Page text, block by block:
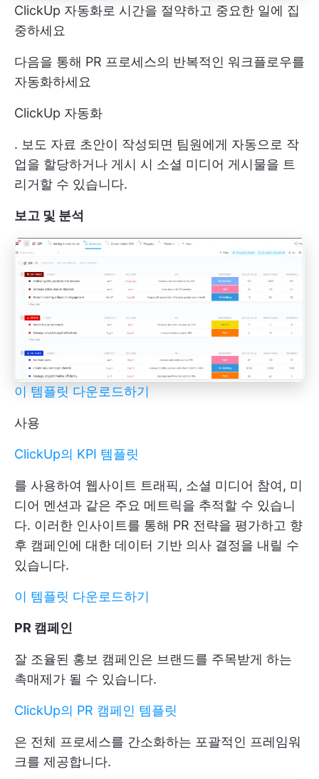
ClickUp 자동화로 시간을 절약하고 중요한 일에 집
중하세요
다음을 통해 PR 프로세스의 반복적인 워크플로우를
자동화하세요
ClickUp 자동화
. 보도 자료 초안이 작성되면 팀원에게 자동으로 작
업을 할당하거나 게시 시 소셜 미디어 게시물을 트
리거할 수 있습니다.
보고 및 분석
이 템플릿 다운로드하기
사용
ClickUp의 KPI 템플릿
를 사용하여 웹사이트 트래픽, 소셜 미디어 참여, 미
디어 멘션과 같은 주요 메트릭을 추적할 수 있습니
다. 이러한 인사이트를 통해 PR 전략을 평가하고 향
후 캠페인에 대한 데이터 기반 의사 결정을 내릴 수
있습니다.
이 템플릿 다운로드하기
PR 캠페인
잘 조율된 홍보 캠페인은 브랜드를 주목받게 하는
촉매제가 될 수 있습니다.
ClickUp의 PR 캠페인 템플릿
은 전체 프로세스를 간소화하는 포괄적인 프레임워
크를 제공합니다.